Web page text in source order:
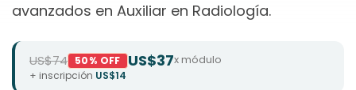
avanzados en Auxiliar en Radiología.
US$74 50% OFF US$37x módulo
+ inscripción US$14